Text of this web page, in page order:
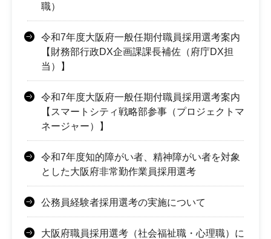
職）
令和7年度大阪府一般任期付職員採用選考案内
【財務部行政DX企画課課長補佐（府庁DX担
当）】
令和7年度大阪府一般任期付職員採用選考案内
【スマートシティ戦略部参事（プロジェクトマ
ネージャー）】
令和7年度知的障がい者、精神障がい者を対象
とした大阪府非常勤作業員採用選考
公務員経験者採用選考の実施について
大阪府職員採用選考（社会福祉職・心理職）に